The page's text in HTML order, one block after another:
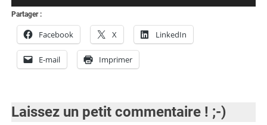
Partager :
Facebook X LinkedIn
E-mail Imprimer
Laissez un petit commentaire ! ;-)